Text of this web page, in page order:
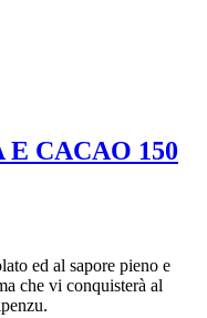
CACAO 150
ed al sapore pieno e
che vi conquisterà al